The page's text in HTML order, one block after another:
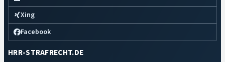
Xing
Facebook
HRR-STRAFRECHT.DE